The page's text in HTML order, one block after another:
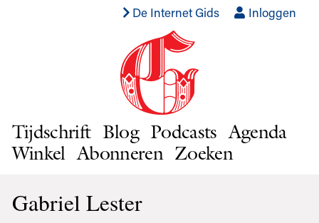
De Internet Gids Inloggen
Tijdschrift Blog Podcasts Agenda
Winkel Abonneren Zoeken
Gabriel Lester